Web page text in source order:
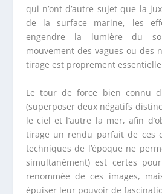
qui n’ont d’autre sujet que la
de la surface marine, les
engendre la lumière du
mouvement des vagues ou des
tirage est proprement
Le tour de force bien connu
(superposer deux négatifs
le ciel et l’autre la mer, afin
tirage un rendu parfait de ces
techniques de l’époque ne
simultanément) est certes
renommée de ces images,
épuiser leur pouvoir de